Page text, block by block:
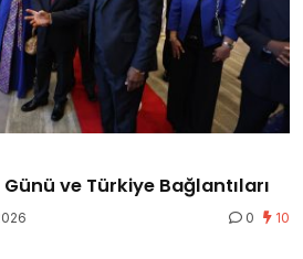
ve Türkiye Bağlantıları
0 10